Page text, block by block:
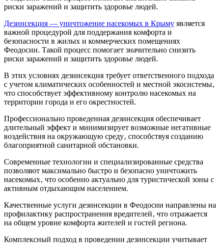
риски заражений и защитить здоровье людей.
Дезинсекция — уничтожение насекомых в Крыму является
важной процедурой для поддержания комфорта и
безопасности в жилых и коммерческих помещениях
Феодосии. Такой процесс помогает значительно снизить
риски заражений и защитить здоровье людей.
В этих условиях дезинсекция требует ответственного подхода
с учетом климатических особенностей и местной экосистемы‚
что способствует эффективному контролю насекомых на
территории города и его окрестностей.
Профессионально проведенная дезинсекция обеспечивает
длительный эффект и минимизирует возможные негативные
воздействия на окружающую среду‚ способствуя созданию
благоприятной санитарной обстановки.
Современные технологии и специализированные средства
позволяют максимально быстро и безопасно уничтожить
насекомых‚ что особенно актуально для туристической зоны с
активным отдыхающим населением.
Качественные услуги дезинсекции в Феодосии направлены на
профилактику распространения вредителей‚ что отражается
на общем уровне комфорта жителей и гостей региона.
Комплексный подход в проведении дезинсекции учитывает